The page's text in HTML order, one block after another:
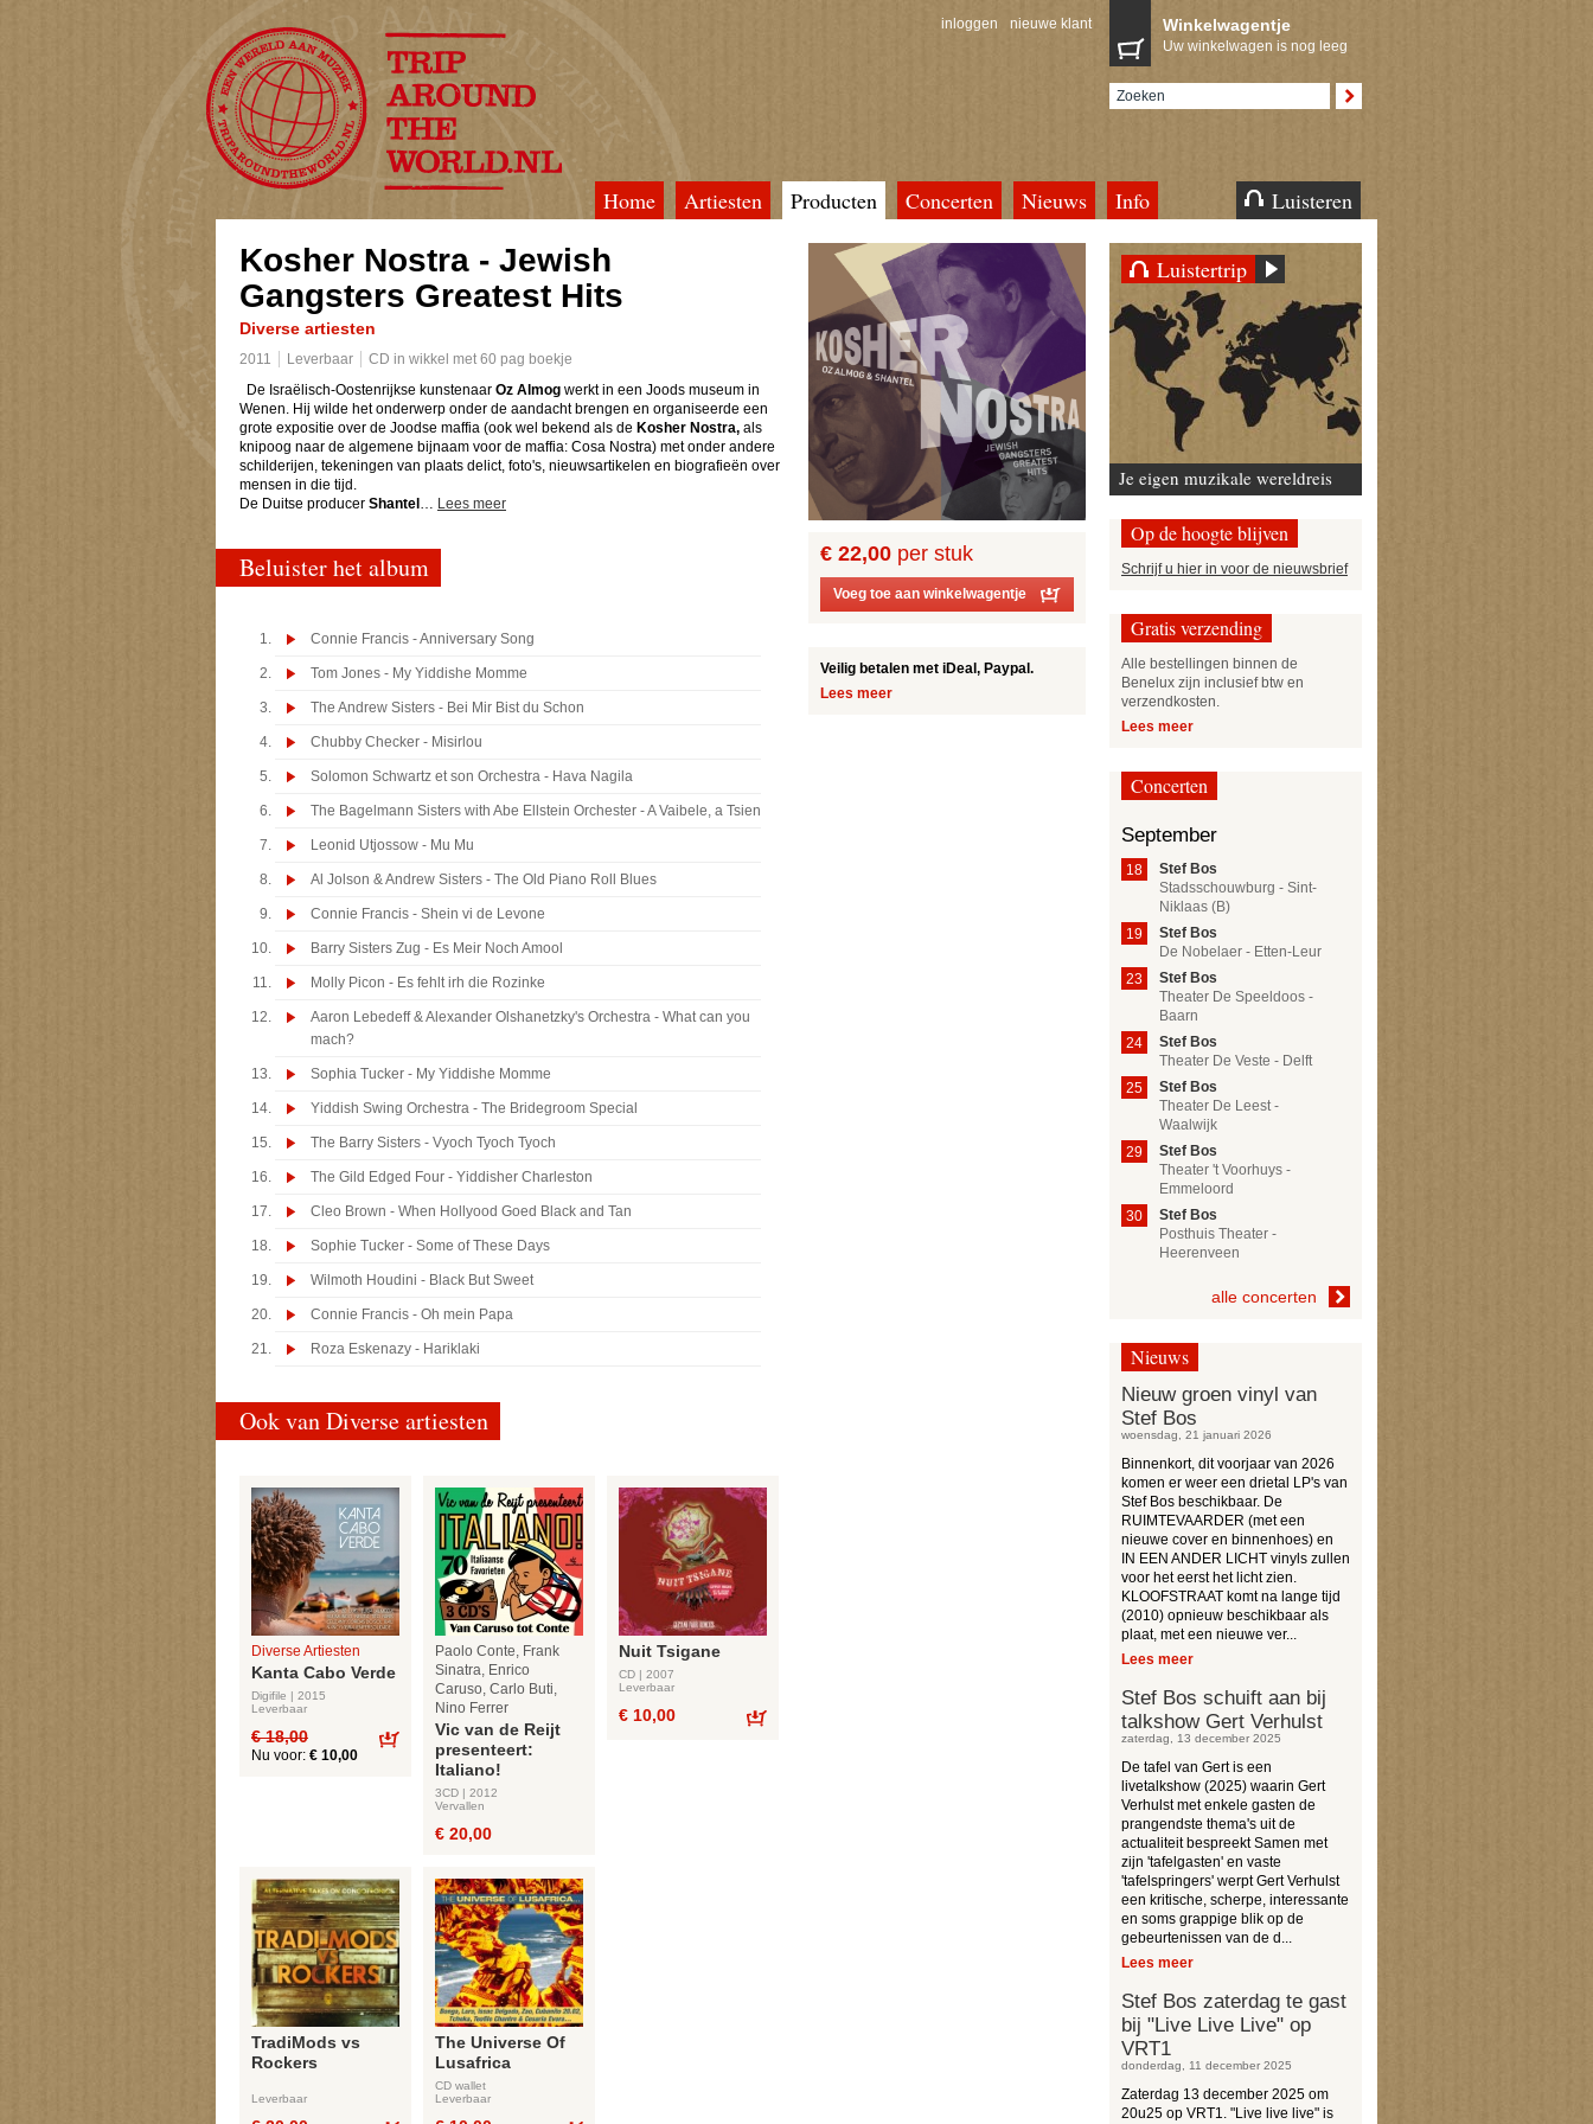
Winkelwagentje
Uw winkelwagen is nog leeg
nieuwe klant
inloggen
TripAroundTheWorld Home Artiesten Producten Concerten Nieuws Info Luisteren
Kosher Nostra - Jewish
Gangsters Greatest Hits
Diverse artiesten
2011 Leverbaar
CD in wikkel met 60 pag boekje
De Israëlisch-Oostenrijkse kunstenaar Oz Almog werkt in een Joods museum in
Wenen. Hij wilde het onderwerp onder de aandacht brengen en organiseerde een
grote expositie over de Joodse maffia (ook wel bekend als de Kosher Nostra, als
knipoog naar de algemene bijnaam voor de maffia: Cosa Nostra) met onder andere
schilderijen, tekeningen van plaats delict, foto's, nieuwsartikelen en biografieën over
mensen in die tijd.
De Duitse producer Shantel … Lees meer
Beluister het album
Connie Francis - Anniversary Song
Tom Jones - My Yiddishe Momme
The Andrew Sisters - Bei Mir Bist du Schon
Chubby Checker - Misirlou
Solomon Schwartz et son Orchestra - Hava Nagila
The Bagelmann Sisters with Abe Ellstein Orchester - A Vaibele, a Tsien
Leonid Utjossow - Mu Mu
Al Jolson & Andrew Sisters - The Old Piano Roll Blues
Connie Francis - Shein vi de Levone
Barry Sisters Zug - Es Meir Noch Amool
Molly Picon - Es fehlt irh die Rozinke
Aaron Lebedeff & Alexander Olshanetzky's Orchestra - What can you
mach?
Sophia Tucker - My Yiddishe Momme
Yiddish Swing Orchestra - The Bridegroom Special
The Barry Sisters - Vyoch Tyoch Tyoch
The Gild Edged Four - Yiddisher Charleston
Cleo Brown - When Hollyood Goed Black and Tan
Sophie Tucker - Some of These Days
Wilmoth Houdini - Black But Sweet
Connie Francis - Oh mein Papa
Roza Eskenazy - Hariklaki
Ook van Diverse artiesten
Diverse Artiesten
Kanta Cabo Verde
Digifile | 2015
Leverbaar
€ 18,00
Nu voor: € 10,00
Paolo Conte, Frank
Sinatra, Enrico
Caruso, Carlo Buti,
Nino Ferrer
Vic van de Reijt
presenteert:
Italiano!
3CD | 2012
Vervallen
€ 20,00
Nuit Tsigane
CD | 2007
Leverbaar
€ 10,00
TradiMods vs
Rockers
Leverbaar
The Universe Of
Lusafrica
CD wallet
Leverbaar
€ 22,00 per stuk
Voeg toe aan winkelwagentje
Veilig betalen met iDeal, Paypal.
Lees meer
Luistertrip
Je eigen muzikale wereldreis
Op de hoogte blijven
Schrijf u hier in voor de nieuwsbrief
Gratis verzending
Alle bestellingen binnen de
Benelux zijn inclusief btw en
verzendkosten.
Lees meer
Concerten
September
18
Stef Bos
Stadsschouwburg - Sint-
Niklaas (B)
19
Stef Bos
De Nobelaer - Etten-Leur
23
Stef Bos
Theater De Speeldoos -
Baarn
24
Stef Bos
Theater De Veste - Delft
25
Stef Bos
Theater De Leest -
Waalwijk
29
Stef Bos
Theater 't Voorhuys -
Emmeloord
30
Stef Bos
Posthuis Theater -
Heerenveen
alle concerten
Nieuws
Nieuw groen vinyl van
Stef Bos
woensdag, 21 januari 2026
Binnenkort, dit voorjaar van 2026
komen er weer een drietal LP's van
Stef Bos beschikbaar. De
RUIMTEVAARDER (met een
nieuwe cover en binnenhoes) en
IN EEN ANDER LICHT vinyls zullen
voor het eerst het licht zien.
KLOOFSTRAAT komt na lange tijd
(2010) opnieuw beschikbaar als
plaat, met een nieuwe ver...
Lees meer
Stef Bos schuift aan bij
talkshow Gert Verhulst
zaterdag, 13 december 2025
De tafel van Gert is een
livetalkshow (2025) waarin Gert
Verhulst met enkele gasten de
prangendste thema's uit de
actualiteit bespreekt Samen met
zijn 'tafelgasten' en vaste
'tafelspringers' werpt Gert Verhulst
een kritische, scherpe, interessante
en soms grappige blik op de
gebeurtenissen van de d...
Lees meer
Stef Bos zaterdag te gast
bij "Live Live Live" op
VRT1
donderdag, 11 december 2025
Zaterdag 13 december 2025 om
20u25 op VRT1. "Live live live" is